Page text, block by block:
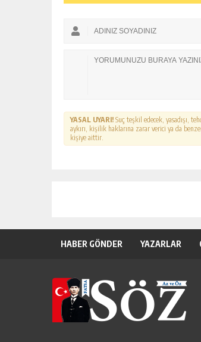
YASAL UYARI! Suç teşkil edecek, yasadışı,
aykırı, kişilik haklarına zarar verici ya da
kişiye aittir.
HABER GÖNDER YAZARLAR